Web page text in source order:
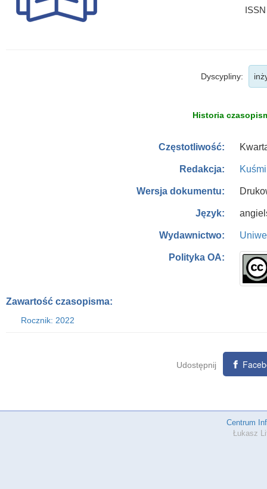
Dyscypliny:
Historia
Częstotliwość:
Redakcja:
Wersja dokumentu:
Język:
Wydawnictwo:
Polityka OA:
Zawartość czasopisma:
Rocznik: 2022
Udostępnij
Centrum
Łukasz